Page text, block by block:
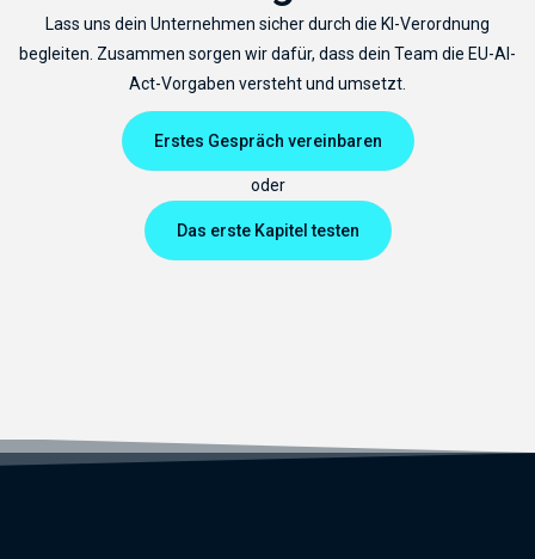
Lass uns dein Unternehmen sicher durch die KI-Verordnung
begleiten. Zusammen sorgen wir dafür, dass dein Team die EU-AI-
Act-Vorgaben versteht und umsetzt.
Erstes Gespräch vereinbaren
oder
Das erste Kapitel testen